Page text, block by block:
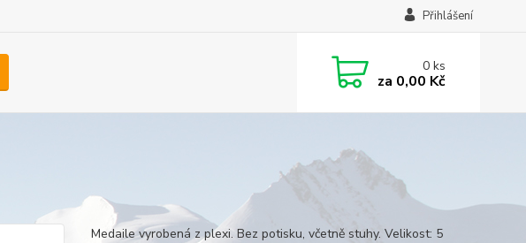
Přihlášení
0ks
za 0,00 Kč
Medaile vyrobená z plexi. Bez potisku, včetně stuhy. Velikost: 5